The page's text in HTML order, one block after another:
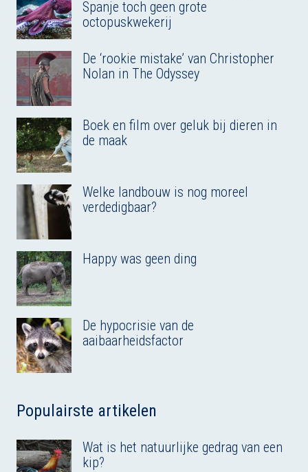
Spanje toch geen grote
octopuskwekerij
De ‘rookie mistake’ van Christopher
Nolan in The Odyssey
Boek en film over geluk bij dieren in
de maak
Welke landbouw is nog moreel
verdedigbaar?
Happy was geen ding
De hypocrisie van de
aaibaarheidsfactor
Populairste artikelen
Wat is het natuurlijke gedrag van een
kip?